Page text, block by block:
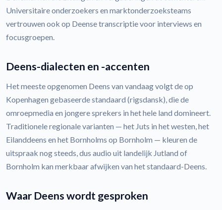
Universitaire onderzoekers en marktonderzoeksteams
vertrouwen ook op Deense transcriptie voor interviews en
focusgroepen.
Deens-dialecten en -accenten
Het meeste opgenomen Deens van vandaag volgt de op
Kopenhagen gebaseerde standaard (rigsdansk), die de
omroepmedia en jongere sprekers in het hele land domineert.
Traditionele regionale varianten — het Juts in het westen, het
Eilanddeens en het Bornholms op Bornholm — kleuren de
uitspraak nog steeds, dus audio uit landelijk Jutland of
Bornholm kan merkbaar afwijken van het standaard-Deens.
Waar Deens wordt gesproken